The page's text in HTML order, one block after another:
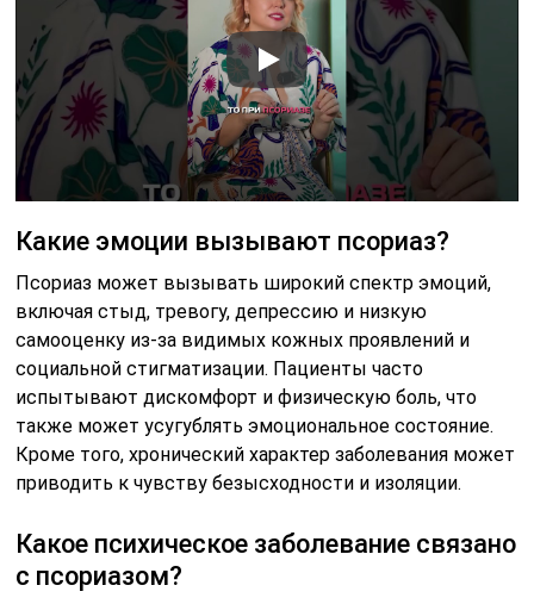
Какие эмоции вызывают псориаз?
Псориаз может вызывать широкий спектр эмоций,
включая стыд, тревогу, депрессию и низкую
самооценку из-за видимых кожных проявлений и
социальной стигматизации. Пациенты часто
испытывают дискомфорт и физическую боль, что
также может усугублять эмоциональное состояние.
Кроме того, хронический характер заболевания может
приводить к чувству безысходности и изоляции.
Какое психическое заболевание связано
с псориазом?